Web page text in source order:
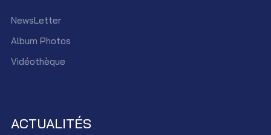
NewsLetter
Album Photos
Vidéothèque
ACTUALITÉS